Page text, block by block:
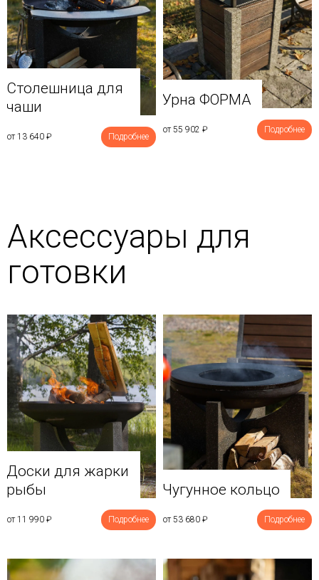
Столешница для
чаши
от 13 640 ₽ Подробнее
Урна ФОРМА
от 55 902 ₽ Подробнее
Аксессуары для
готовки
Доски для жарки
рыбы
от 11 990 ₽ Подробнее
Чугунное кольцо
от 53 680 ₽ Подробнее